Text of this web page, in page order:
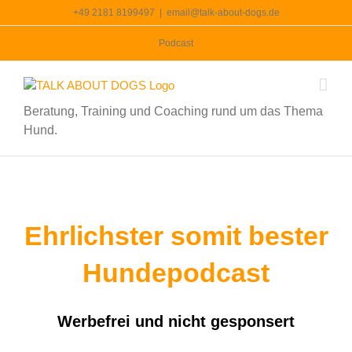
Inhalt
+49 2181 8199497 email@talk-about-dogs.de
Podcast
Beratung, Training und Coaching rund um das Thema
Hund.
Ehrlichster somit bester
Hundepodcast
Werbefrei und nicht gesponsert